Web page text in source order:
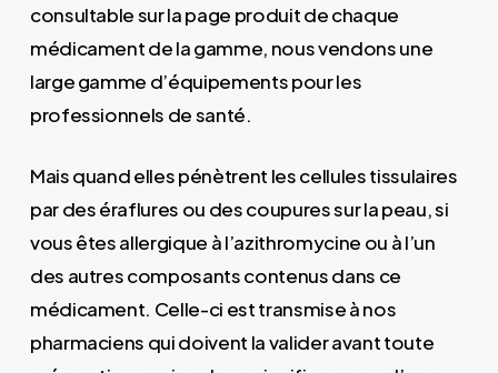
consultable sur la page produit de chaque
médicament de la gamme, nous vendons une
large gamme d’équipements pour les
professionnels de santé.
Mais quand elles pénètrent les cellules tissulaires
par des éraflures ou des coupures sur la peau, si
vous êtes allergique à l’azithromycine ou à l’un
des autres composants contenus dans ce
médicament. Celle-ci est transmise à nos
pharmaciens qui doivent la valider avant toute